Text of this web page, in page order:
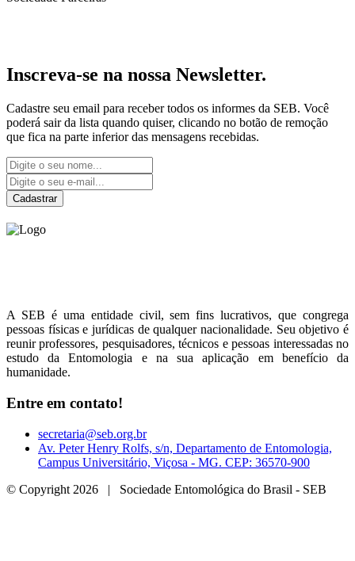
Inscreva-se na nossa Newsletter.
Cadastre seu email para receber todos os informes da SEB. Você
poderá sair da lista quando quiser, clicando no botão de remoção
que fica na parte inferior das mensagens recebidas.
Cadastrar
A SEB é uma entidade civil, sem fins lucrativos, que congrega
pessoas físicas e jurídicas de qualquer nacionalidade. Seu objetivo é
reunir professores, pesquisadores, técnicos e pessoas interessadas no
estudo da Entomologia e na sua aplicação em benefício da
humanidade.
Entre em contato!
secretaria@seb.org.br
Av. Peter Henry Rolfs, s/n, Departamento de Entomologia,
Campus Universitário, Viçosa - MG. CEP: 36570-900
© Copyright 2026 | Sociedade Entomológica do Brasil - SEB